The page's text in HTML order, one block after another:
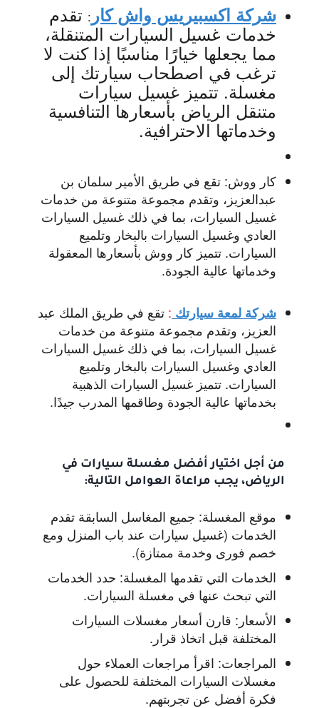
شركة اكسبيريس واش كار : تقدم
خدمات غسيل السيارات المتنقلة،
مما يجعلها خيارًا مناسبًا إذا كنت لا
ترغب في اصطحاب سيارتك إلى
مغسلة. تتميز غسيل سيارات
متنقل الرياض بأسعارها التنافسية
وخدماتها الاحترافية.
كار ووش: تقع في طريق الأمير سلمان بن
عبدالعزيز، وتقدم مجموعة متنوعة من خدمات
غسيل السيارات، بما في ذلك غسيل السيارات
العادي وغسيل السيارات بالبخار وتلميع
السيارات. تتميز كار ووش بأسعارها المعقولة
وخدماتها عالية الجودة.
شركة لمعة سيارتك : تقع في طريق الملك عبد
العزيز، وتقدم مجموعة متنوعة من خدمات
غسيل السيارات، بما في ذلك غسيل السيارات
العادي وغسيل السيارات بالبخار وتلميع
السيارات. تتميز غسيل السيارات الذهبية
بخدماتها عالية الجودة وطاقمها المدرب جيدًا.
من أجل اختيار أفضل مغسلة سيارات في
الرياض، يجب مراعاة العوامل التالية:
موقع المغسلة: جميع المغاسل السابقة تقدم
الخدمات (غسيل سيارات عند باب المنزل ومع
خصم فورى وخدمة ممتازة).
الخدمات التي تقدمها المغسلة: حدد الخدمات
التي تبحث عنها في مغسلة السيارات.
الأسعار: قارن أسعار مغسلات السيارات
المختلفة قبل اتخاذ قرار.
المراجعات: اقرأ مراجعات العملاء حول
مغسلات السيارات المختلفة للحصول على
فكرة أفضل عن تجربتهم.